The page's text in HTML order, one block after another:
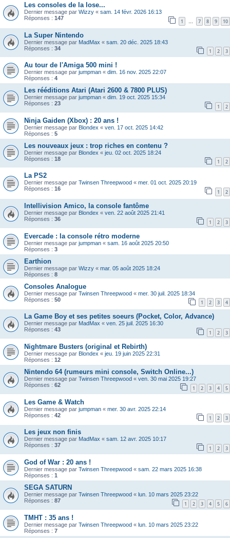
Les consoles de la lose...
Dernier message par Wizzy « sam. 14 févr. 2026 16:13
Réponses : 147 1 7 8 9 10
La Super Nintendo
Dernier message par MadMax « sam. 20 déc. 2025 18:43
Réponses : 34 1 2 3
Au tour de l'Amiga 500 mini !
Dernier message par jumpman « dim. 16 nov. 2025 22:07
Réponses : 4
Les rééditions Atari (Atari 2600 & 7800 PLUS)
Dernier message par jumpman « dim. 19 oct. 2025 15:34
Réponses : 23 1 2
Ninja Gaiden (Xbox) : 20 ans !
Dernier message par Blondex « ven. 17 oct. 2025 14:42
Réponses : 5
Les nouveaux jeux : trop riches en contenu ?
Dernier message par Blondex « jeu. 02 oct. 2025 18:24
Réponses : 18 1 2
La PS2
Dernier message par Twinsen Threepwood « mer. 01 oct. 2025 20:19
Réponses : 16 1 2
Intellivision Amico, la console fantôme
Dernier message par Blondex « ven. 22 août 2025 21:41
Réponses : 36 1 2 3
Evercade : la console rétro moderne
Dernier message par jumpman « sam. 16 août 2025 20:50
Réponses : 3
Earthion
Dernier message par Wizzy « mar. 05 août 2025 18:24
Réponses : 8
Consoles Analogue
Dernier message par Twinsen Threepwood « mer. 30 juil. 2025 18:34
Réponses : 50 1 2 3 4
La Game Boy et ses petites soeurs (Pocket, Color, Advance)
Dernier message par MadMax « ven. 25 juil. 2025 16:30
Réponses : 43 1 2 3
Nightmare Busters (original et Rebirth)
Dernier message par Blondex « jeu. 19 juin 2025 22:31
Réponses : 12
Nintendo 64 (rumeurs mini console, Switch Online...)
Dernier message par Twinsen Threepwood « ven. 30 mai 2025 19:27
Réponses : 62 1 2 3 4 5
Les Game & Watch
Dernier message par jumpman « mer. 30 avr. 2025 22:14
Réponses : 42 1 2 3
Les jeux non finis
Dernier message par MadMax « sam. 12 avr. 2025 10:17
Réponses : 37 1 2 3
God of War : 20 ans !
Dernier message par Twinsen Threepwood « sam. 22 mars 2025 16:38
Réponses : 1
SEGA SATURN
Dernier message par Twinsen Threepwood « lun. 10 mars 2025 23:22
Réponses : 87 1 2 3 4 5 6
TMHT : 35 ans !
Dernier message par Twinsen Threepwood « lun. 10 mars 2025 23:22
Réponses : 7